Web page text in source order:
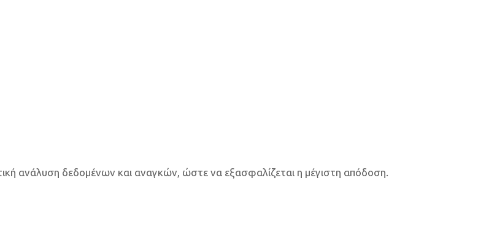
ανάλυση δεδομένων και αναγκών, ώστε να εξασφαλίζεται η μέγιστη απόδοση.